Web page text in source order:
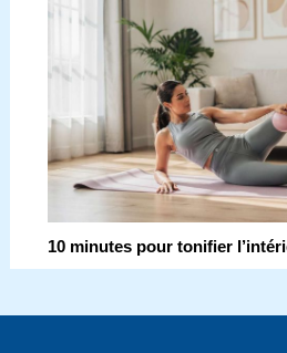
10 minutes pour tonifier